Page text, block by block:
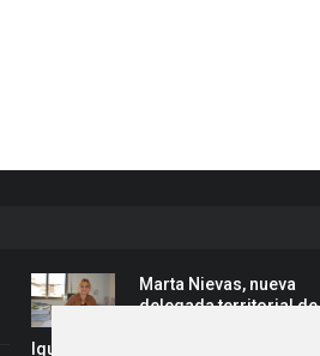
Marta Nievas, nueva
delegada territorial de
Igualdad de la Junta en Granada